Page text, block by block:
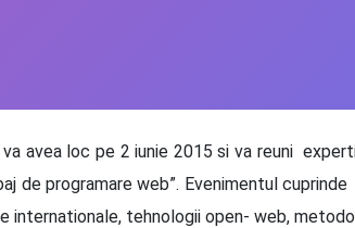
avea loc pe 2 iunie 2015 si va reuni
de programare web”. Evenimentul
internationale, tehnologii open- web,